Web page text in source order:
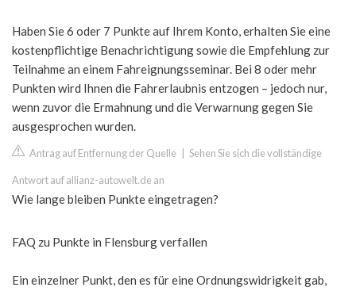
Haben Sie 6 oder 7 Punkte auf Ihrem Konto, erhalten Sie eine
kostenpflichtige Benachrichtigung sowie die Empfehlung zur
Teilnahme an einem Fahreignungsseminar. Bei 8 oder mehr
Punkten wird Ihnen die Fahrerlaubnis entzogen – jedoch nur,
wenn zuvor die Ermahnung und die Verwarnung gegen Sie
ausgesprochen wurden.
Antrag auf Entfernung der Quelle Sehen Sie sich die vollständige
Antwort auf allianz-autowelt.de an
Wie lange bleiben Punkte eingetragen?
FAQ zu Punkte in Flensburg verfallen
Ein einzelner Punkt, den es für eine Ordnungswidrigkeit gab,